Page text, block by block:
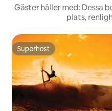
Gäster håller med: Dessa
plats,
Superhost
Superhost